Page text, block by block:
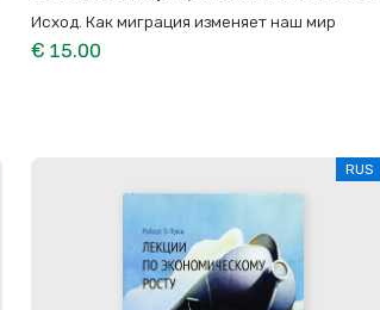
Исход. Как миграция изменяет наш мир
€ 15.00
RUS